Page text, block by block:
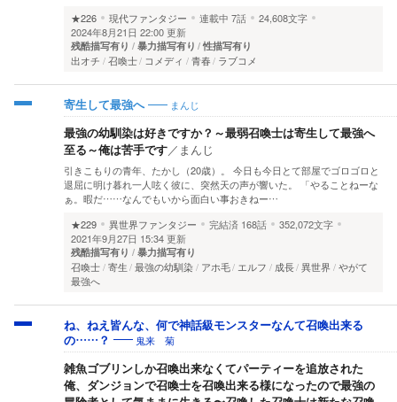
★226
現代ファンタジー 連載中 7話
24,608文字
2024年8月21日 22:00 更新
残酷描写有り 暴力描写有り 性描写有り
出オチ 召喚士 コメディ 青春 ラブコメ
寄生して最強へ まんじ
最強の幼馴染は好きですか？～最弱召喚士は寄生して最強へ
至る～俺は苦手です／ まんじ
引きこもりの青年、たかし（20歳）。 今日も今日とて部屋でゴロゴロと
退屈に明け暮れ一人呟く彼に、突然天の声が響いた。 「やることねーな
ぁ。暇だ……なんでもいから面白い事おきねー…
★229
異世界ファンタジー 完結済 168話
352,072文字
2021年9月27日 15:34 更新
残酷描写有り 暴力描写有り
召喚士 寄生 最強の幼馴染 アホ毛 エルフ 成長 異世界
やがて
最強へ
ね、ねえ皆んな、何で神話級モンスターなんて召喚出来る
の……？
鬼来 菊
雑魚ゴブリンしか召喚出来なくてパーティーを追放された
俺、ダンジョンで召喚士を召喚出来る様になったので最強の